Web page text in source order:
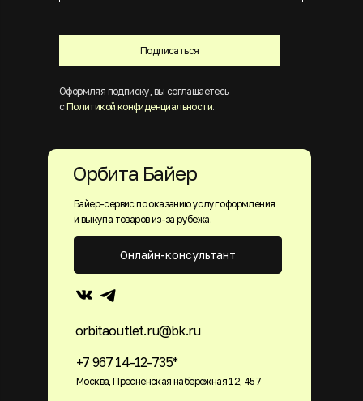
Подписаться
Оформляя подписку, вы соглашаетесь
с Политикой конфиденциальности.
Байер-сервис по оказанию услуг оформления
и выкупа товаров из-за рубежа.
+7 967 14-12-735*
Москва, Пресненская набережная 12, 457
orbitaoutlet.ru@bk.ru
Онлайн-консультант
Орбита Байер